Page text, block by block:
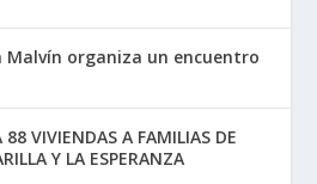
Malvín organiza un encuentro
88 VIVIENDAS A FAMILIAS DE
Y LA ESPERANZA